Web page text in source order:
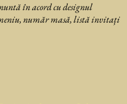
în acord cu designul
număr masă, listă invitați